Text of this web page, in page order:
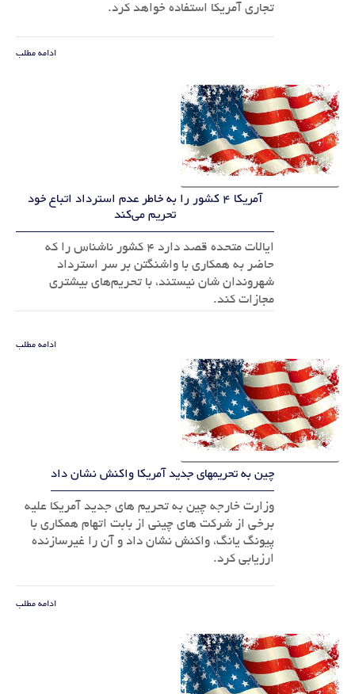
تجاری آمریکا استفاده خواهد کرد.
ادامه مطلب
آمریکا ۴ کشور را به خاطر عدم استرداد اتباع خود
تحریم می‌کند
ایالات متحده قصد دارد ۴ کشور ناشناس را که
حاضر به همکاری با واشنگتن بر سر استرداد
شهروندان شان نیستند، با تحریم‌های بیشتری
مجازات کند.
ادامه مطلب
چین به تحریمهای جدید آمریکا واکنش نشان داد
وزارت خارجه چین به تحریم های جدید آمریکا علیه
برخی از شرکت های چینی از بابت اتهام همکاری با
پیونگ یانگ، واکنش نشان داد و آن را غیرسازنده
ارزیابی کرد.
ادامه مطلب